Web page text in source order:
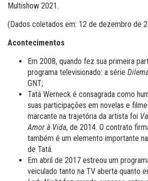
Multishow 2021.
(Dados coletados em: 12 de dezembro de
Acontecimentos
Em 2008, quando fez sua primeira
programa televisionado: a série
GNT;
Tatá Werneck é consagrada como
suas participações em novelas e
marcante na trajetória da artista foi
Amor à Vida, de 2014. O contrato
também é um elemento importante
de Tatá.
Em abril de 2017 estreou um
veiculado tanto na TV aberta quanto